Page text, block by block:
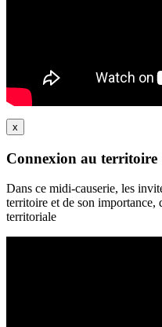
x
Connexion au territoire
Dans ce midi-causerie, les
territoire et de son importance,
territoriale